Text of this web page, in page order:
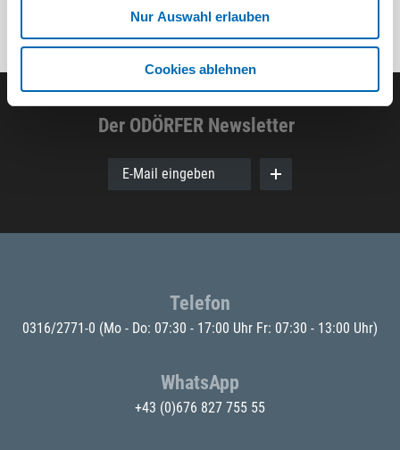
Nur Auswahl erlauben
Cookies ablehnen
Der ODÖRFER Newsletter
E-Mail eingeben
Telefon
0316/2771-0 (Mo - Do: 07:30 - 17:00 Uhr Fr: 07:30 - 13:00 Uhr)
WhatsApp
+43 (0)676 827 755 55